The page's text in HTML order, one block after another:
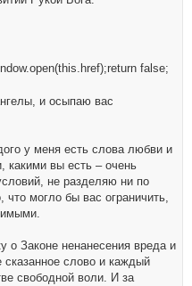
false;
и осыпаю вас
у меня есть слова любви и
какими вы есть – очень
не разделяю ни по
что могло бы вас ограничить,
о Законе ненанесения вреда и
сказанное слово и каждый
свободной воли. И за